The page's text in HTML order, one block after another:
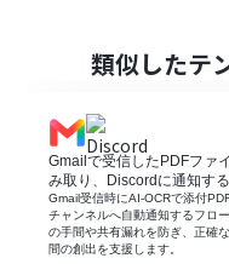
■フローボットの流れ
はじめに、Gmail
次に、トリガーで
一致するメールを
ます。
次に、オペレーシ
を設定し、受信し
最後に、オペレー
類似したテ
Gmailで受信したPDFファ
み取り、Discordに通知する
Gmail受信時にAI-OCRで添付
チャンネルへ自動通知するフロ
の手間や共有漏れを防ぎ、正確
間の創出を支援します。